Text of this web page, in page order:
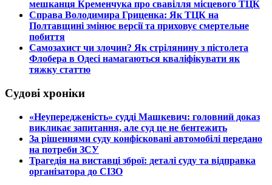
мешканця Кременчука про свавілля місцевого ТЦК
​Справа Володимира Гриценка: Як ТЦК на
Полтавщині змінює версії та приховує смертельне
побиття
​Самозахист чи злочин? Як стрілянину з пістолета
Флобера в Одесі намагаються кваліфікувати як
тяжку статтю
Судові хроніки
​«Неупередженість» судді Машкевич: головний доказ
викликає запитання, але суд це не бентежить
​За рішеннями суду конфісковані автомобілі передано
на потреби ЗСУ
​Трагедія на виставці зброї: деталі суду та відправка
організатора до СІЗО